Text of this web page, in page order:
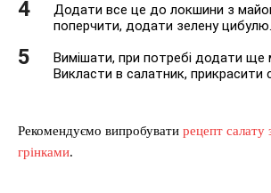
Додати все це до локшини з
поперчити, додати зелену цибулю. .
Вимішати, при потребі додати ще
Викласти в салатник, прикрасити
Рекомендуємо випробувати рецепт салату
грінками.